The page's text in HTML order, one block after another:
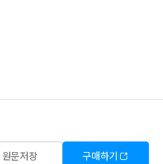
원문저장 구매하기